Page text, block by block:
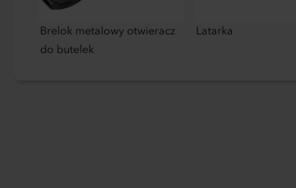
Brelok metalowy otwieracz
do butelek
Latarka